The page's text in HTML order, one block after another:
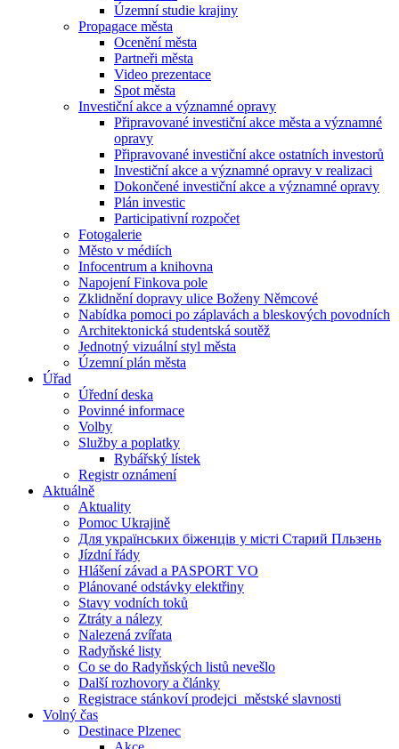
Územní studie krajiny
Propagace města
Ocenění města
Partneři města
Video prezentace
Spot města
Investiční akce a významné opravy
Připravované investiční akce města a významné
opravy
Připravované investiční akce ostatních investorů
Investiční akce a významné opravy v realizaci
Dokončené investiční akce a významné opravy
Plán investic
Participativní rozpočet
Fotogalerie
Město v médiích
Infocentrum a knihovna
Napojení Finkova pole
Zklidnění dopravy ulice Boženy Němcové
Nabídka pomoci po záplavách a bleskových povodních
Architektonická studentská soutěž
Jednotný vizuální styl města
Územní plán města
Úřad
Úřední deska
Povinné informace
Volby
Služby a poplatky
Rybářský lístek
Registr oznámení
Aktuálně
Aktuality
Pomoc Ukrajině
Для українських біженців у місті Старий Пльзень
Jízdní řády
Hlášení závad a PASPORT VO
Plánované odstávky elektřiny
Stavy vodních toků
Ztráty a nálezy
Nalezená zvířata
Radyňské listy
Co se do Radyňských listů nevešlo
Další rozhovory a články
Registrace stánkoví prodejci_městské slavnosti
Volný čas
Destinace Plzenec